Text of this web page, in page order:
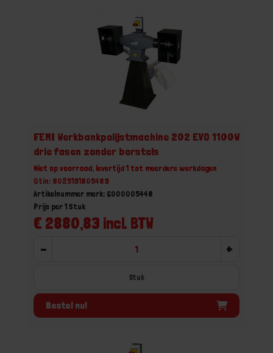
FEMI Werkbankpolijstmachine 202 EVO 1100W
drie fasen zonder borstels
Niet op voorraad, levertijd 1 tot meerdere werkdagen
Gtin: 8025191805489
Artikelnummer merk: 6000005448
€ 2880,83 incl. BTW
Prijs per 1 Stuk
- +
Stuk
Bestel nu!